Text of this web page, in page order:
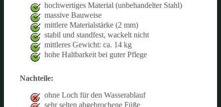
hochwertiges Material (unbehandelter Stahl)
massive Bauweise
mittlere Materialstärke (2 mm)
stabil und standfest, wackelt nicht
mittleres Gewicht: ca. 14 kg
hohe Haltbarkeit bei guter Pflege
Nachteile:
ohne Loch für den Wasserablauf
sehr selten abgebrochene Füße